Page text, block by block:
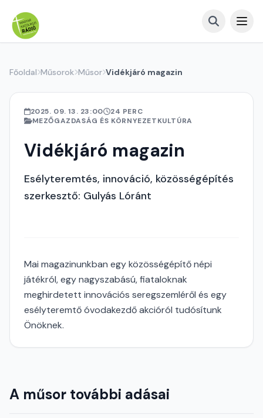
Főoldal Műsorok Műsor Vidékjáró magazin
2025. 09. 13. 23:00
24 PERC
MEZŐGAZDASÁG ÉS KÖRNYEZETKULTÚRA
Vidékjáró magazin
Esélyteremtés, innováció, közösségépítés
szerkesztő: Gulyás Lóránt
Mai magazinunkban egy közösségépítő népi
játékról, egy nagyszabású, fiataloknak
meghirdetett innovációs seregszemléről és egy
esélyteremtő óvodakezdő akcióról tudósítunk
Önöknek.
A műsor további adásai